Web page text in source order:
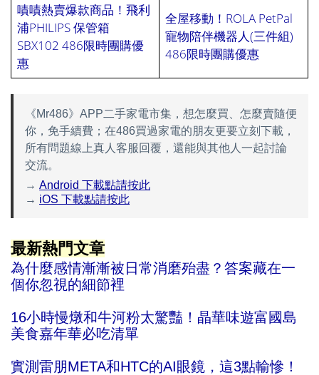
嘖嘖熱賣爆款商品！飛利
浦PHILIPS 保管箱
SBX102 486限時團購優
惠
全屋移動！ROLA PetPal
寵物陪伴機器人(三件組)
486限時團購優惠
《Mr486》APP二手家電市集，想怎麼買、怎麼賣隨便
你，免手續費；在486買過家電的朋友更要立刻下載，
所有問題線上真人客服回覆，還能與其他人一起討論
交流。
→ Android 下載點請按此
→ iOS 下載點請按此
最新熱門文章
為什麼感情漸漸被日常消磨殆盡？答案藏在一
個你忽視的細節裡
16小時慢燉和牛河粉太驚豔！晶華味遊富國島
美食嘉年華必吃清單
實測雷朋META和HTC的AI眼鏡，這3點輸慘！